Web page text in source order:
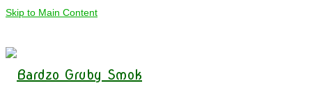
Skip to Main Content